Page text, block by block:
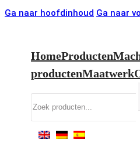
Ga naar hoofdinhoud Ga naar
HomeProducten
productenMaatwerk